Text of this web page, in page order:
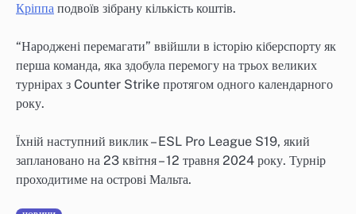
Кріппа подвоїв зібрану кількість коштів.
“Народжені перемагати” ввійшли в історію кіберспорту як
перша команда, яка здобула перемогу на трьох великих
турнірах з Counter Strike протягом одного календарного
року.
Їхній наступний виклик – ESL Pro League S19, який
заплановано на 23 квітня – 12 травня 2024 року. Турнір
проходитиме на острові Мальта.